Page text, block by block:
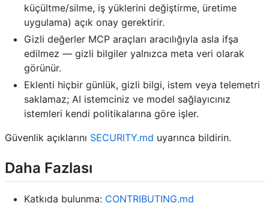
küçültme/silme, iş yüklerini değiştirme, üretime
uygulama) açık onay gerektirir.
Gizli değerler MCP araçları aracılığıyla asla ifşa
edilmez — gizli bilgiler yalnızca meta veri olarak
görünür.
Eklenti hiçbir günlük, gizli bilgi, istem veya telemetri
saklamaz; AI istemciniz ve model sağlayıcınız
istemleri kendi politikalarına göre işler.
Güvenlik açıklarını SECURITY.md uyarınca bildirin.
Daha Fazlası
Katkıda bulunma: CONTRIBUTING.md